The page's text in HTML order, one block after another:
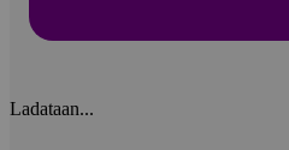
Ladataan...